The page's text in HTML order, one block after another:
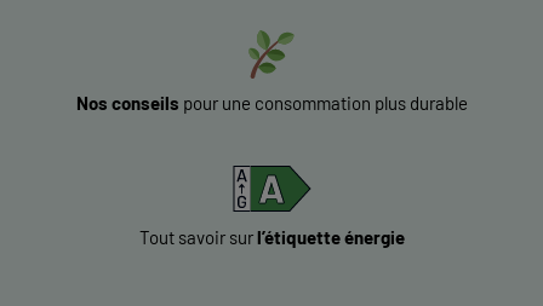
Nos conseils pour une consommation plus durable
Tout savoir surl’étiquette énergie